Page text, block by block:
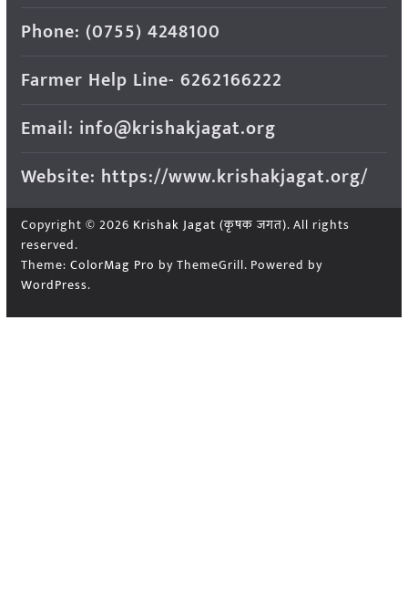
Phone: (0755) 4248100
Farmer Help Line- 6262166222
Email: info@krishakjagat.org
Website: https://www.krishakjagat.org/
Copyright © 2026 Krishak Jagat (कृषक जगत). All rights
reserved.
Theme: ColorMag Pro by ThemeGrill. Powered by
WordPress.